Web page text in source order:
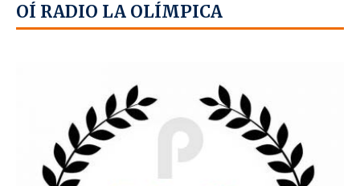
OÍ RADIO LA OLÍMPICA